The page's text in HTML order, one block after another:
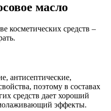
масло
косметических средств –
антисептические,
поэтому в составах
средств дает хороший
эффекты.